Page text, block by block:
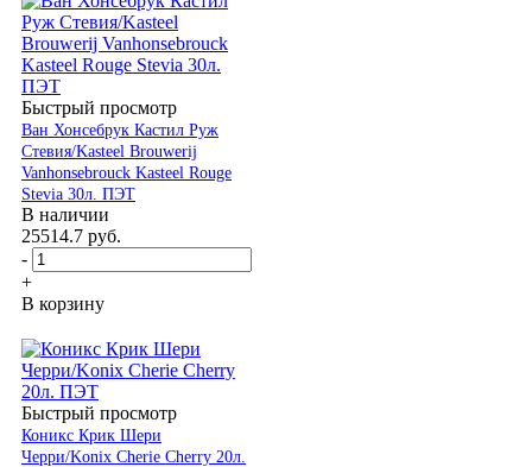
Быстрый просмотр
Ван Хонсебрук Кастил Руж
Стевия/Kasteel Brouwerij
Vanhonsebrouck Kasteel Rouge
Stevia 30л. ПЭТ
В наличии
25514.7 руб.
-
+
В корзину
Быстрый просмотр
Коникс Крик Шери
Черри/Konix Cherie Cherry 20л.